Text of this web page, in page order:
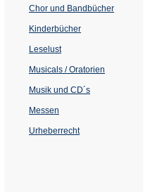
Chor und Bandbücher
Kinderbücher
Leselust
Musicals / Oratorien
Musik und CD´s
Messen
Urheberrecht